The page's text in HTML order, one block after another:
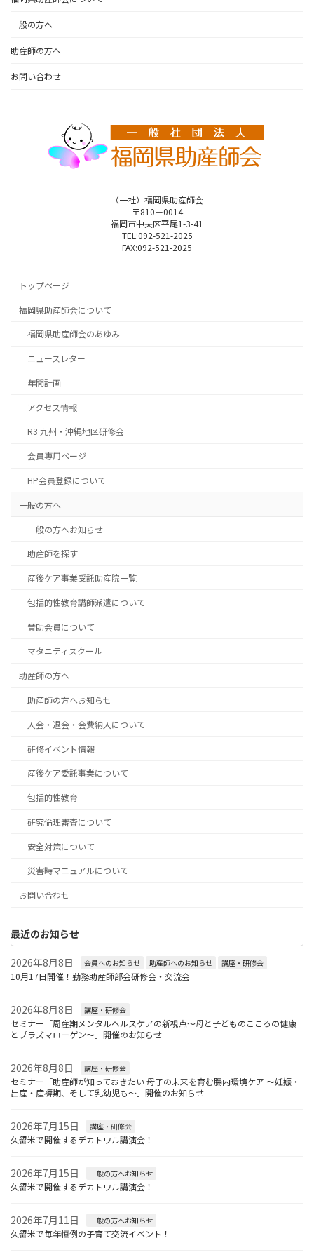
一般の方へ
助産師の方へ
お問い合わせ
（一社）福岡県助産師会
〒810－0014
福岡市中央区平尾1-3-41
TEL:092-521-2025
FAX:092-521-2025
トップページ
福岡県助産師会について
福岡県助産師会のあゆみ
ニュースレター
年間計画
アクセス情報
R3 九州・沖縄地区研修会
会員専用ページ
HP会員登録について
一般の方へ
一般の方へお知らせ
助産師を探す
産後ケア事業受託助産院一覧
包括的性教育講師派遣について
賛助会員について
マタニティスクール
助産師の方へ
助産師の方へお知らせ
入会・退会・会費納入について
研修イベント情報
産後ケア委託事業について
包括的性教育
研究倫理審査について
安全対策について
災害時マニュアルについて
お問い合わせ
最近のお知らせ
2026年8月8日 会員へのお知らせ 助産師へのお知らせ 講座・研修会
10月17日開催！勤務助産師部会研修会・交流会
2026年8月8日 講座・研修会
セミナー「周産期メンタルヘルスケアの新視点〜母と子どものこころの健康
とプラズマローゲン〜」開催のお知らせ
2026年8月8日 講座・研修会
セミナー「助産師が知っておきたい 母子の未来を育む腸内環境ケア ～妊娠・
出産・産褥期、そして乳幼児も～」開催のお知らせ
2026年7月15日 講座・研修会
久留米で開催するデカトワル講演会！
2026年7月15日 一般の方へお知らせ
久留米で開催するデカトワル講演会！
2026年7月11日 一般の方へお知らせ
久留米で毎年恒例の子育て交流イベント！